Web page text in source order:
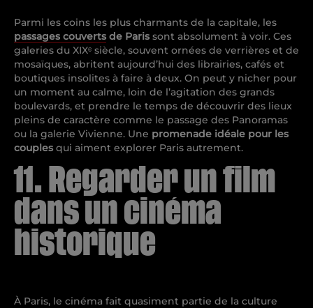
Parmi les coins les plus charmants de la capitale, les
passages couverts de Paris sont absolument à voir. Ces
galeries du XIXᵉ siècle, souvent ornées de verrières et de
mosaïques, abritent aujourd’hui des librairies, cafés et
boutiques insolites à faire à deux. On peut y nicher pour
un moment au calme, loin de l’agitation des grands
boulevards, et prendre le temps de découvrir des lieux
pleins de caractère comme le passage des Panoramas
ou la galerie Vivienne. Une promenade idéale pour les
couples qui aiment explorer Paris autrement.
11. Regarder un film
dans un cinéma
historique
À Paris, le cinéma fait quasiment partie de la culture